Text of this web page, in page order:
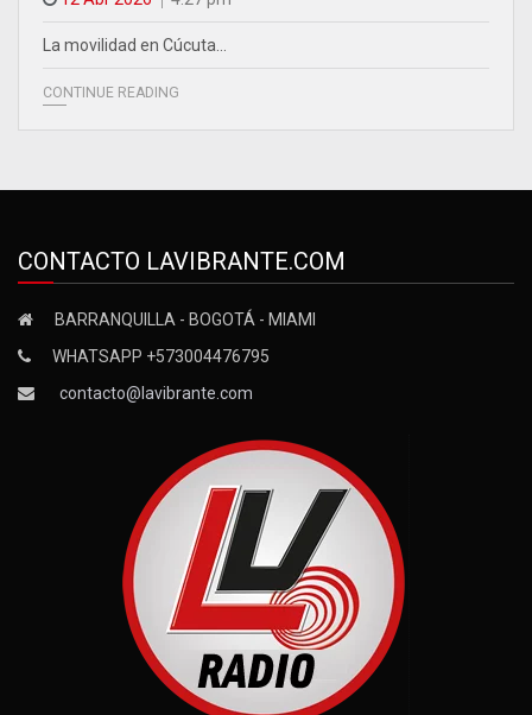
La movilidad en Cúcuta…
CONTINUE READING
CONTACTO LAVIBRANTE.COM
BARRANQUILLA - BOGOTÁ - MIAMI
WHATSAPP +573004476795
contacto@lavibrante.com